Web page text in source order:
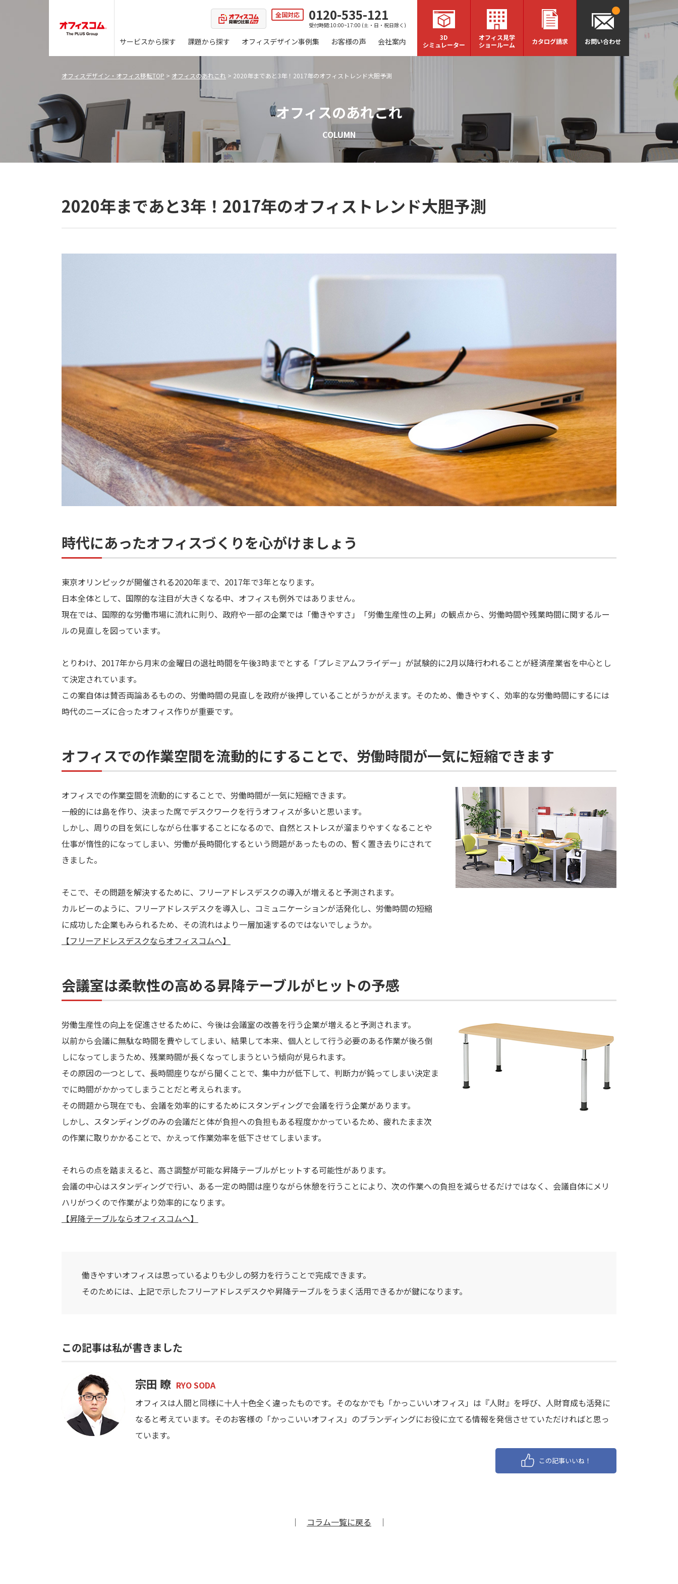
全国対応 0120-535-121
受付時間:10:00~17:00 (土・日・祝日除く)
サービスから探す 課題から探す オフィスデザイン事例集 お客様の声 会社案内
3D
シミュレーター
オフィス見学
ショールーム
カタログ請求 お問い合わせ
オフィスデザイン・オフィス移転TOP > オフィスのあれこれ > 2020年まであと3年！2017年のオフィストレンド大胆予測
オフィスのあれこれ
COLUMN
2020年まであと3年！2017年のオフィストレンド大胆予測
時代にあったオフィスづくりを心がけましょう
東京オリンピックが開催される2020年まで、2017年で3年となります。
日本全体として、国際的な注目が大きくなる中、オフィスも例外ではありません。
現在では、国際的な労働市場に流れに則り、政府や一部の企業では「働きやすさ」「労働生産性の上昇」の観点から、労働時間や残業時間に関するルー
ルの見直しを図っています。
とりわけ、2017年から月末の金曜日の退社時間を午後3時までとする「プレミアムフライデー」が試験的に2月以降行われることが経済産業省を中心とし
て決定されています。
この案自体は賛否両論あるものの、労働時間の見直しを政府が後押していることがうかがえます。そのため、働きやすく、効率的な労働時間にするには
時代のニーズに合ったオフィス作りが重要です。
オフィスでの作業空間を流動的にすることで、労働時間が一気に短縮できます
オフィスでの作業空間を流動的にすることで、労働時間が一気に短縮できます。
一般的には島を作り、決まった席でデスクワークを行うオフィスが多いと思います。
しかし、周りの目を気にしながら仕事することになるので、自然とストレスが溜まりやすくなることや
仕事が惰性的になってしまい、労働が長時間化するという問題があったものの、暫く置き去りにされて
きました。
そこで、その問題を解決するために、フリーアドレスデスクの導入が増えると予測されます。
カルビーのように、フリーアドレスデスクを導入し、コミュニケーションが活発化し、労働時間の短縮
に成功した企業もみられるため、その流れはより一層加速するのではないでしょうか。
【フリーアドレスデスクならオフィスコムへ】
会議室は柔軟性の高める昇降テーブルがヒットの予感
労働生産性の向上を促進させるために、今後は会議室の改善を行う企業が増えると予測されます。
以前から会議に無駄な時間を費やしてしまい、結果して本来、個人として行う必要のある作業が後ろ倒
しになってしまうため、残業時間が長くなってしまうという傾向が見られます。
その原因の一つとして、長時間座りながら聞くことで、集中力が低下して、判断力が鈍ってしまい決定ま
でに時間がかかってしまうことだと考えられます。
その問題から現在でも、会議を効率的にするためにスタンディングで会議を行う企業があります。
しかし、スタンディングのみの会議だと体が負担への負担もある程度かかっているため、疲れたまま次
の作業に取りかかることで、かえって作業効率を低下させてしまいます。
それらの点を踏まえると、高さ調整が可能な昇降テーブルがヒットする可能性があります。
会議の中心はスタンディングで行い、ある一定の時間は座りながら休憩を行うことにより、次の作業への負担を減らせるだけではなく、会議自体にメリ
ハリがつくので作業がより効率的になります。
【昇降テーブルならオフィスコムへ】
働きやすいオフィスは思っているよりも少しの努力を行うことで完成できます。
そのためには、上記で示したフリーアドレスデスクや昇降テーブルをうまく活用できるかが鍵になります。
この記事は私が書きました
宗田 瞭 RYO SODA
オフィスは人間と同様に十人十色全く違ったものです。そのなかでも「かっこいいオフィス」は『人財』を呼び、人財育成も活発に
なると考えています。そのお客様の「かっこいいオフィス」のブランディングにお役に立てる情報を発信させていただければと思っ
ています。
この記事いいね！
｜ コラム一覧に戻る ｜